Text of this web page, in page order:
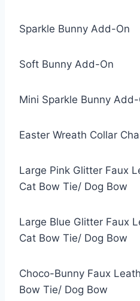
Sparkle Bunny Add-On
Soft Bunny Add-On
Mini Sparkle Bunny Add-
Easter Wreath Collar
Large Pink Glitter Faux
Cat Bow Tie/ Dog Bow
Large Blue Glitter Faux
Cat Bow Tie/ Dog Bow
Choco-Bunny Faux
Bow Tie/ Dog Bow